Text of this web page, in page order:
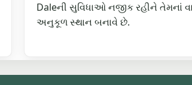
Daleની સુવિધાઓ નજીક રહીને તેમનાં
અનુકૂળ સ્થાન બનાવે છે.